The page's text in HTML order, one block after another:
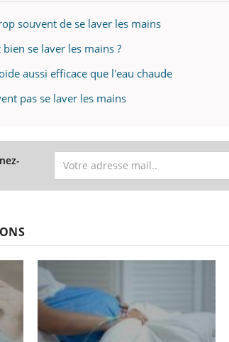
souvent de se laver les mains
se laver les mains ?
aussi efficace que l'eau chaude
pas se laver les mains